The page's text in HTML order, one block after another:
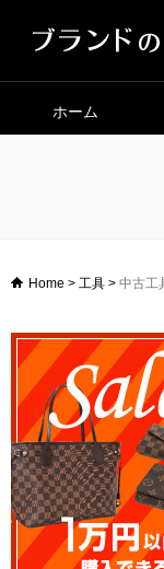
ホーム
Home > 工具 > 中古工